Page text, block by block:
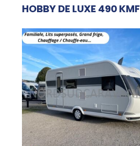
HOBBY DE LUXE 490 KMF